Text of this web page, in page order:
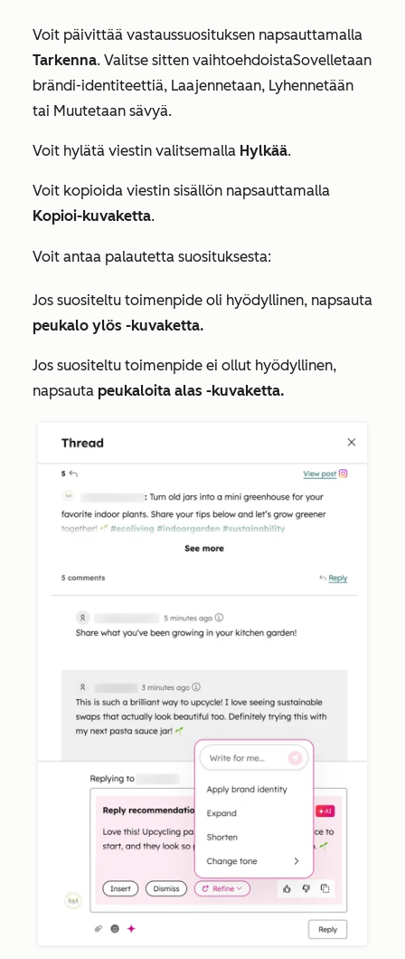
Voit päivittää vastaussuosituksen napsauttamalla
Tarkenna. Valitse sitten vaihtoehdoistaSovelletaan
brändi-identiteettiä, Laajennetaan, Lyhennetään
tai Muutetaan sävyä.
Voit hylätä viestin valitsemalla Hylkää.
Voit kopioida viestin sisällön napsauttamalla
Kopioi-kuvaketta.
Voit antaa palautetta suosituksesta:
Jos suositeltu toimenpide oli hyödyllinen, napsauta
peukalo ylös -kuvaketta.
Jos suositeltu toimenpide ei ollut hyödyllinen,
napsauta peukaloita alas -kuvaketta.